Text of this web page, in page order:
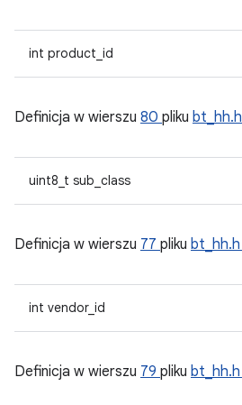
int product_id
Definicja w wierszu 80 pliku bt_hh.h
uint8_t sub_class
Definicja w wierszu 77 pliku bt_hh.h
int vendor_id
Definicja w wierszu 79 pliku bt_hh.h